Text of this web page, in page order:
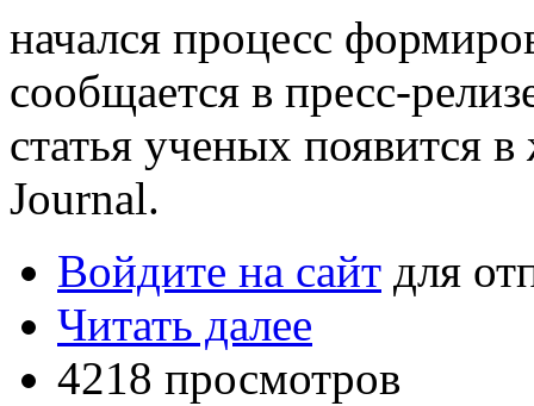
начался процесс
сообщается в пресс-
статья ученых появится
Journal.
Войдите на сайт для
Читать далее
4218 просмотров